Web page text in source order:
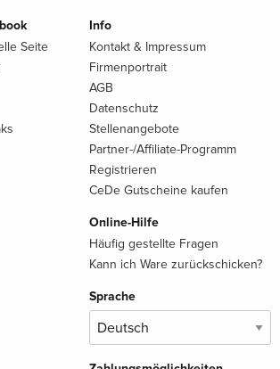
Seite
Info
Kontakt & Impressum
Firmenportrait
AGB
Datenschutz
Stellenangebote
Partner-/Affiliate-Programm
Registrieren
CeDe Gutscheine kaufen
Online-Hilfe
Häufig gestellte Fragen
Kann ich Ware zurückschicken?
Sprache